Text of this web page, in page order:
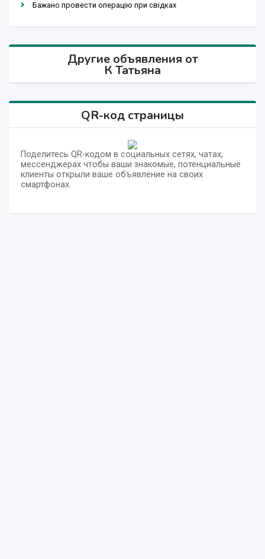
Бажано провести операцію при свідках
Другие объявления от
К Татьяна
QR-код страницы
Поделитесь QR-кодом в социальных сетях, чатах,
мессенджерах чтобы ваши знакомые, потенциальные
клиенты открыли ваше объявление на своих
смартфонах.